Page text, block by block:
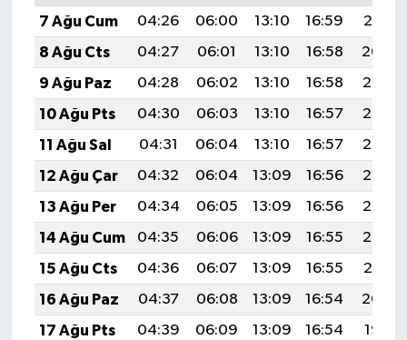
7 Ağu Cum
04:26 06:00 13:10 16:59
20:10
8 Ağu Cts
04:27 06:01 13:10 16:58
20:09
9 Ağu Paz
04:28 06:02 13:10 16:58
20:08
10 Ağu Pts
04:30 06:03 13:10 16:57
20:07
11 Ağu Sal
04:31 06:04 13:10 16:57
20:06
12 Ağu Çar
04:32 06:04 13:09 16:56
20:05
13 Ağu Per
04:34 06:05 13:09 16:56
20:03
14 Ağu Cum
04:35 06:06 13:09 16:55
20:02
15 Ağu Cts
04:36 06:07 13:09 16:55
20:01
16 Ağu Paz
04:37 06:08 13:09 16:54
20:00
17 Ağu Pts
04:39 06:09 13:09 16:54
19:58